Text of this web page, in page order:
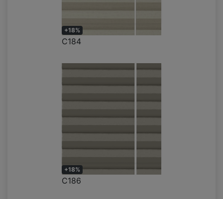
+18%
C184
+18%
C186